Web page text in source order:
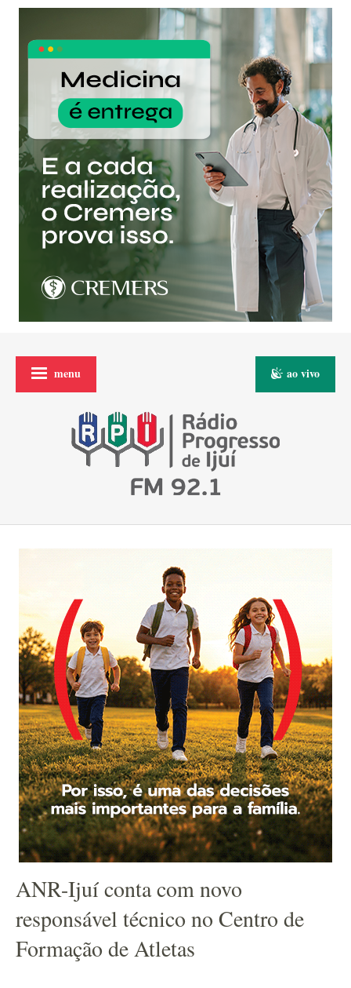
menu ao vivo
ANR-Ijuí conta com novo
responsável técnico no Centro de
Formação de Atletas